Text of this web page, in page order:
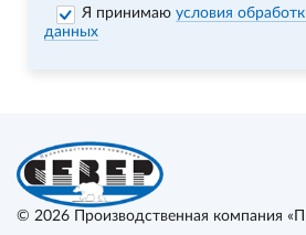
Я принимаюусловия
данных
© 2026 Производственная компания